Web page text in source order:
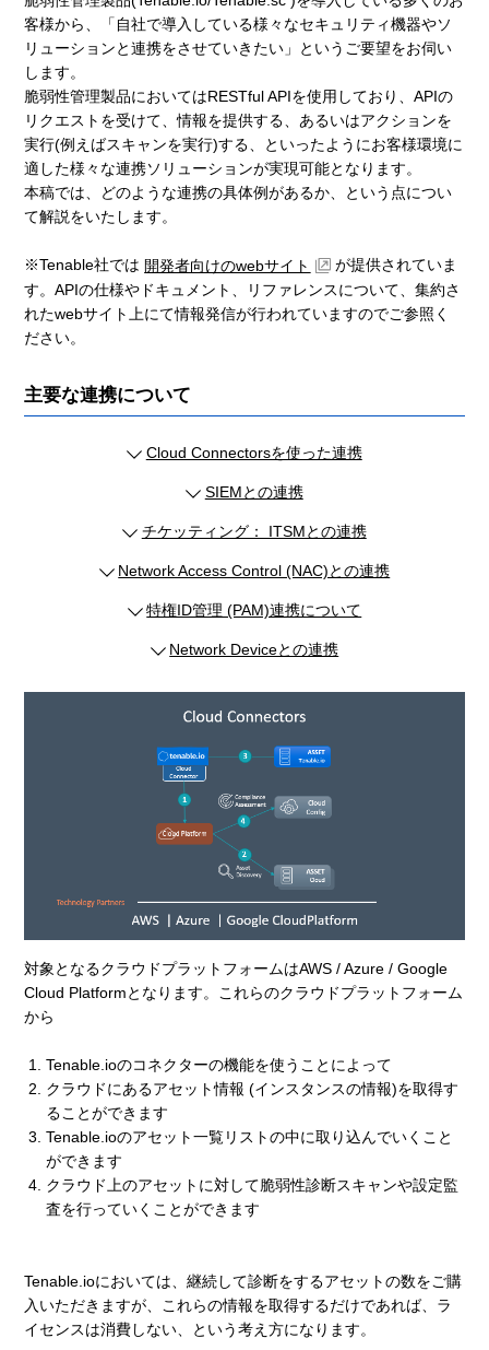
客様から、「自社で導入している様々なセキュリティ機器やソ
リューションと連携をさせていきたい」というご要望をお伺い
します。
脆弱性管理製品においてはRESTful APIを使用しており、APIの
リクエストを受けて、情報を提供する、あるいはアクションを
実行(例えばスキャンを実行)する、といったようにお客様環境に
適した様々な連携ソリューションが実現可能となります。
本稿では、どのような連携の具体例があるか、という点につい
て解説をいたします。
※Tenable社では開発者向けのwebサイト
が提供されていま
す。APIの仕様やドキュメント、リファレンスについて、集約さ
れたwebサイト上にて情報発信が行われていますのでご参照く
ださい。
主要な連携について
Cloud Connectorsを使った連携
SIEMとの連携
チケッティング： ITSMとの連携
Network Access Control (NAC)との連携
特権ID管理 (PAM)連携について
Network Deviceとの連携
対象となるクラウドプラットフォームはAWS / Azure / Google
Cloud Platformとなります。これらのクラウドプラットフォーム
から
Tenable.ioのコネクターの機能を使うことによって
クラウドにあるアセット情報 (インスタンスの情報)を取得す
ることができます
Tenable.ioのアセット一覧リストの中に取り込んでいくこと
ができます
クラウド上のアセットに対して脆弱性診断スキャンや設定監
査を行っていくことができます
Tenable.ioにおいては、継続して診断をするアセットの数をご購
入いただきますが、これらの情報を取得するだけであれば、ラ
イセンスは消費しない、という考え方になります。